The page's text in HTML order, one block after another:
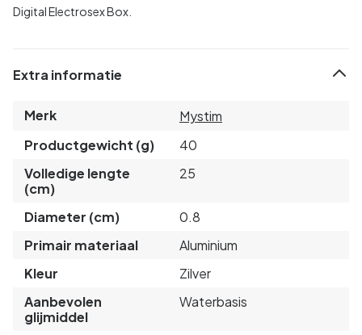
Digital Electrosex Box.
Extra informatie
Merk
Mystim
Productgewicht (g)
40
Volledige lengte
(cm)
25
Diameter (cm)
0.8
Primair materiaal
Aluminium
Kleur
Zilver
Aanbevolen
glijmiddel
Waterbasis